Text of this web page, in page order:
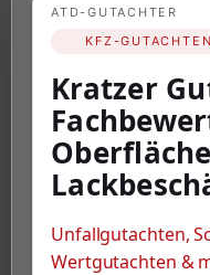
ATD-GUTACHTER
KFZ-
Kratzer
Unfallgutachten,
Wertgutachten &